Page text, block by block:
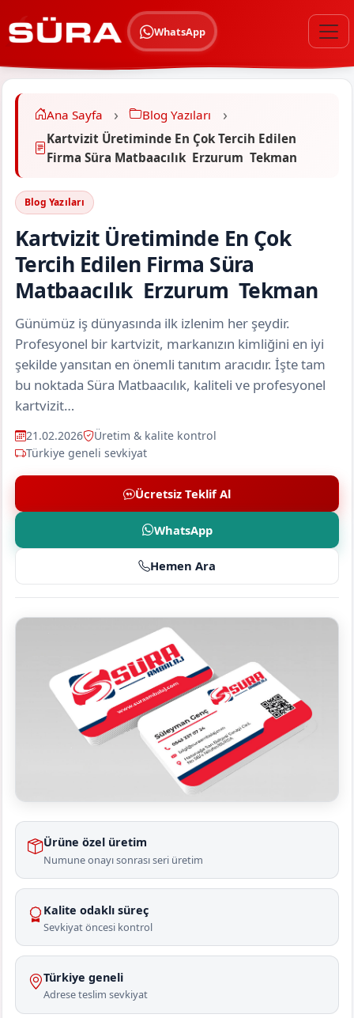
WhatsApp
Ana Sayfa
Blog Yazıları
Kartvizit Üretiminde En Çok Tercih Edilen
Firma Süra Matbaacılık Erzurum Tekman
Blog Yazıları
Kartvizit Üretiminde En Çok
Tercih Edilen Firma Süra
Matbaacılık Erzurum Tekman
Günümüz iş dünyasında ilk izlenim her şeydir.
Profesyonel bir kartvizit, markanızın kimliğini en iyi
şekilde yansıtan en önemli tanıtım aracıdır. İşte tam
bu noktada Süra Matbaacılık, kaliteli ve profesyonel
kartvizit…
21.02.2026
Üretim & kalite kontrol
Türkiye geneli sevkiyat
Ücretsiz Teklif Al
WhatsApp
Hemen Ara
Ürüne özel üretim
Numune onayı sonrası seri üretim
Kalite odaklı süreç
Sevkiyat öncesi kontrol
Türkiye geneli
Adrese teslim sevkiyat